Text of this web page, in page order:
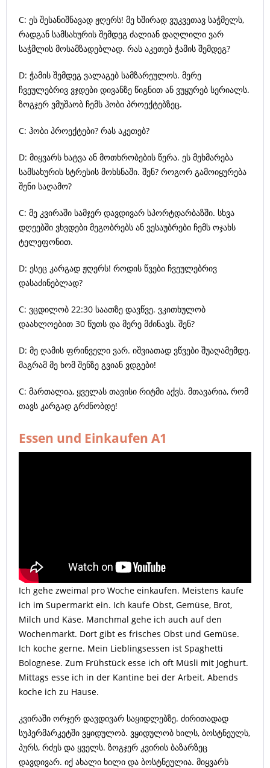
C: ეს შესანიშნავად ჟღერს! მე ხშირად ვუკვეთავ საჭმელს,
რადგან სამსახურის შემდეგ ძალიან დაღლილი ვარ
საჭმლის მოსამზადებლად. რას აკეთებ ჭამის შემდეგ?
D: ჭამის შემდეგ ვალაგებ სამზარეულოს. მერე
ჩვეულებრივ ვჯდები დივანზე წიგნით ან ვუყურებ სერიალს.
ზოგჯერ ვმუშაობ ჩემს ჰობი პროექტებზეც.
C: ჰობი პროექტები? რას აკეთებ?
D: მიყვარს ხატვა ან მოთხრობების წერა. ეს მეხმარება
სამსახურის სტრესის მოხსნაში. შენ? როგორ გამოიყურება
შენი საღამო?
C: მე კვირაში სამჯერ დავდივარ სპორტდარბაზში. სხვა
დღეებში ვხვდები მეგობრებს ან ვესაუბრები ჩემს ოჯახს
ტელეფონით.
D: ესეც კარგად ჟღერს! როდის წვები ჩვეულებრივ
დასაძინებლად?
C: ვცდილობ 22:30 საათზე დავწვე. ვკითხულობ
დაახლოებით 30 წუთს და მერე მძინავს. შენ?
D: მე ღამის ფრინველი ვარ. იშვიათად ვწვები შუაღამემდე.
მაგრამ მე ხომ შენზე გვიან ვდგები!
C: მართალია, ყველას თავისი რიტმი აქვს. მთავარია, რომ
თავს კარგად გრძნობდე!
Essen und Einkaufen A1
Ich gehe zweimal pro Woche einkaufen. Meistens kaufe
ich im Supermarkt ein. Ich kaufe Obst, Gemüse, Brot,
Milch und Käse. Manchmal gehe ich auch auf den
Wochenmarkt. Dort gibt es frisches Obst und Gemüse.
Ich koche gerne. Mein Lieblingsessen ist Spaghetti
Bolognese. Zum Frühstück esse ich oft Müsli mit Joghurt.
Mittags esse ich in der Kantine bei der Arbeit. Abends
koche ich zu Hause.
კვირაში ორჯერ დავდივარ საყიდლებზე. ძირითადად
სუპერმარკეტში ვყიდულობ. ვყიდულობ ხილს, ბოსტნეულს,
პურს, რძეს და ყველს. ზოგჯერ კვირის ბაზარზეც
დავდივარ. იქ ახალი ხილი და ბოსტნეულია. მიყვარს